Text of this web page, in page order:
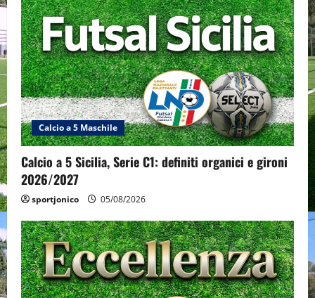
Calcio a 5 Maschile
Calcio a 5 Sicilia, Serie C1: definiti organici e gironi
2026/2027
sportjonico 05/08/2026